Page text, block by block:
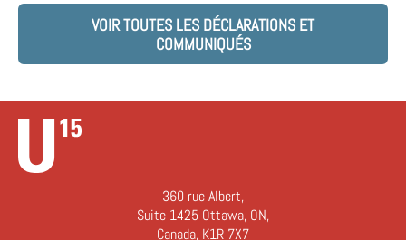
VOIR TOUTES LES DÉCLARATIONS ET
COMMUNIQUÉS
360 rue Albert,
Suite 1425 Ottawa, ON,
Canada, K1R 7X7